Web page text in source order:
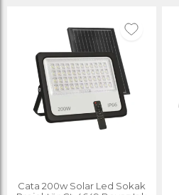
Cata 200w Solar Led Sokak